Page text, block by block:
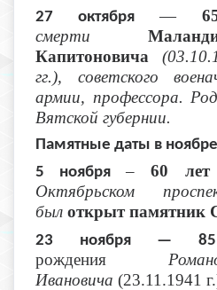
27 октября—
смерти
Капитоновича
гг.), советского
армии, профессора.
Вятской губернии.
Памятные даты в
5 ноября–60 лет
Октябрьском
был открыт памятник
23 ноября —
рождения
Ивановича (23.11.1941